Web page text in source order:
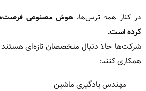
در کنار همه ترس‌ها، هوش مصنوعی
کرده است.
شرکت‌ها حالا دنبال متخصصان تازه‌ای هستند
همکاری کنند:
مهندس یادگیری ماشین